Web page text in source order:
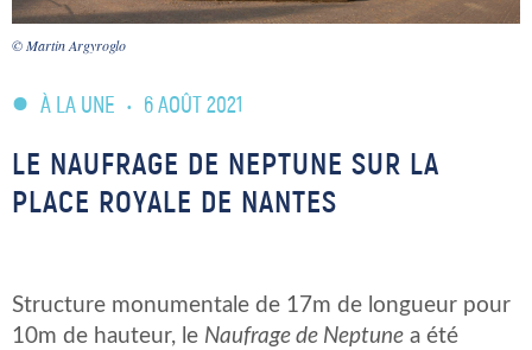
© Martin Argyroglo
À LA UNE • 6 AOÛT 2021
LE NAUFRAGE DE NEPTUNE SUR LA
PLACE ROYALE DE NANTES
Structure monumentale de 17m de longueur pour
10m de hauteur, le Naufrage de Neptune a été